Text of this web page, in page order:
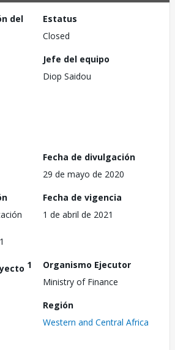
del
Estatus
Closed
Jefe del equipo
Diop Saidou
Fecha de divulgación
29 de mayo de 2020
Fecha de vigencia
1 de abril de 2021
1
Organismo Ejecutor
Ministry of Finance
Región
Western and Central Africa